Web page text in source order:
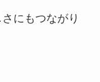
にもつながり